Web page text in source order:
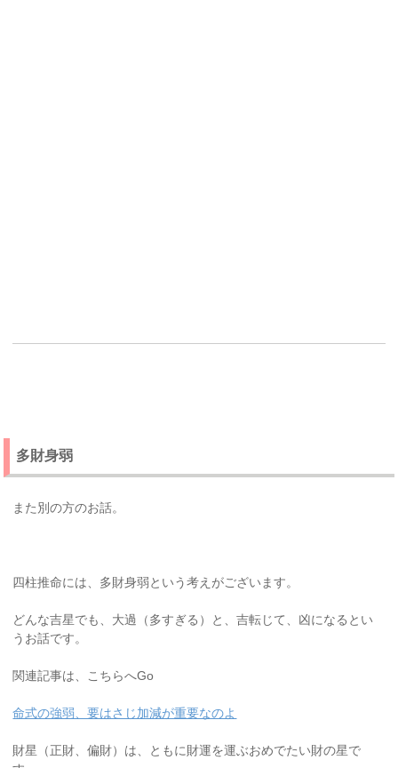
多財身弱
また別の方のお話。
四柱推命には、多財身弱という考えがございます。
どんな吉星でも、大過（多すぎる）と、吉転じて、凶になるとい
うお話です。
関連記事は、こちらへGo
命式の強弱、要はさじ加減が重要なのよ
財星（正財、偏財）は、ともに財運を運ぶおめでたい財の星で